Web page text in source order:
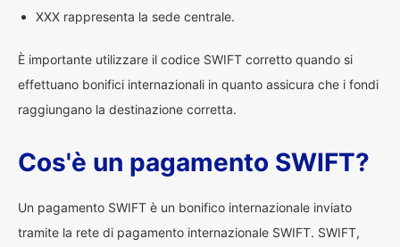
XXX rappresenta la sede centrale.
È importante utilizzare il codice SWIFT corretto quando si
effettuano bonifici internazionali in quanto assicura che i fondi
raggiungano la destinazione corretta.
Cos'è un pagamento SWIFT?
Un pagamento SWIFT è un bonifico internazionale inviato
tramite la rete di pagamento internazionale SWIFT. SWIFT,